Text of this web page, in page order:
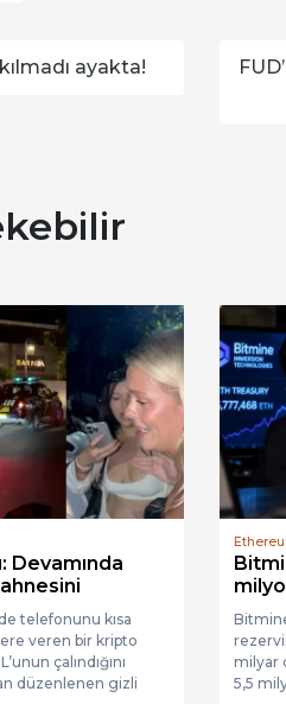
ayakta!
Devamında
telefonunu kısa
veren bir kripto
çalındığını
düzenlenen gizli
milyar
5,5